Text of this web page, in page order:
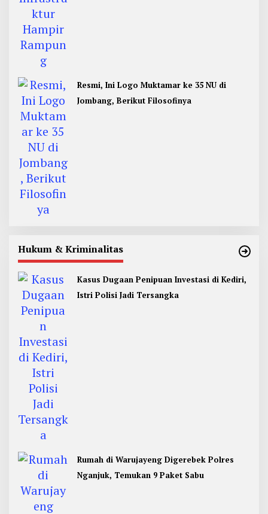
Resmi, Ini Logo Muktamar ke 35 NU di
Jombang, Berikut Filosofinya
Hukum & Kriminalitas
Kasus Dugaan Penipuan Investasi di Kediri,
Istri Polisi Jadi Tersangka
Rumah di Warujayeng Digerebek Polres
Nganjuk, Temukan 9 Paket Sabu